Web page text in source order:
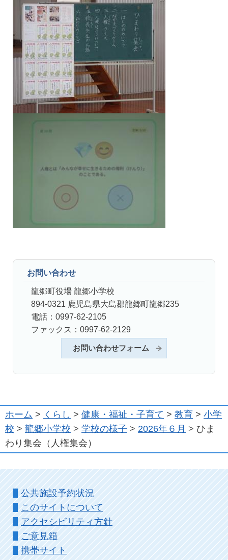
お問い合わせ
龍郷町役場 龍郷小学校
894-0321 鹿児島県大島郡龍郷町龍郷235
電話：0997-62-2105
ファックス：0997-62-2129
お問い合わせフォーム
ホーム > くらし > 健康・福祉・子育て > 教育 > 小学
校 > 龍郷小学校 > 学校の様子 > 2026年６月 > ひま
わり集会（人権集会）
公共施設予約状況
このサイトについて
アクセシビリティ方針
ご意見箱
携帯サイト